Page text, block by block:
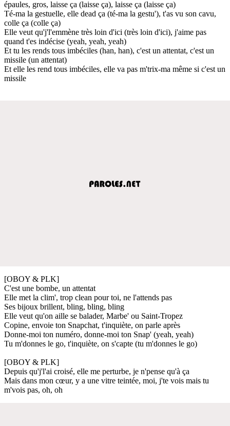
épaules, gros, laisse ça (laisse ça), laisse ça (laisse ça)
Té-ma la gestuelle, elle dead ça (té-ma la gestu'), t'as vu son cavu,
colle ça (colle ça)
Elle veut qu'j'l'emmène très loin d'ici (très loin d'ici), j'aime pas
quand t'es indécise (yeah, yeah, yeah)
Et tu les rends tous imbéciles (han, han), c'est un attentat, c'est un
missile (un attentat)
Et elle les rend tous imbéciles, elle va pas m'trix-ma même si c'est un
missile
[OBOY & PLK]
C'est une bombe, un attentat
Elle met la clim', trop clean pour toi, ne l'attends pas
Ses bijoux brillent, bling, bling, bling
Elle veut qu'on aille se balader, Marbe' ou Saint-Tropez
Copine, envoie ton Snapchat, t'inquiète, on parle après
Donne-moi ton numéro, donne-moi ton Snap' (yeah, yeah)
Tu m'donnes le go, t'inquiète, on s'capte (tu m'donnes le go)
[OBOY & PLK]
Depuis qu'j'l'ai croisé, elle me perturbe, je n'pense qu'à ça
Mais dans mon cœur, y a une vitre teintée, moi, j'te vois mais tu
m'vois pas, oh, oh